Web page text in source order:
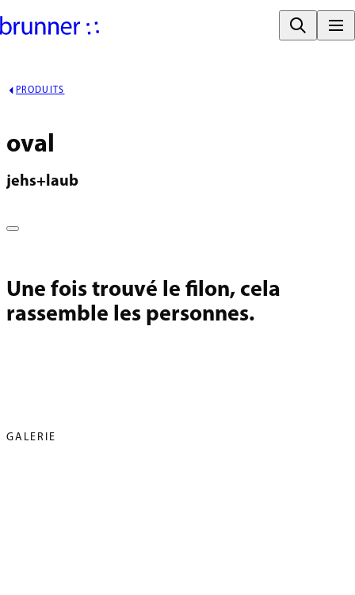
PRODUITS
oval
jehs+laub
Une fois trouvé le filon, cela
rassemble les personnes.
GALERIE